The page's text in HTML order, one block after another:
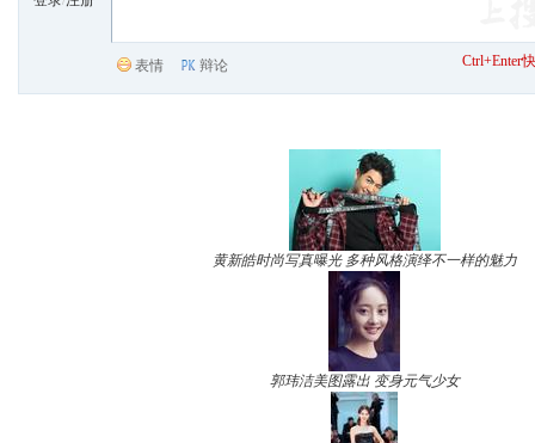
表情 辩论 Ctrl+Enter
黄新皓时尚写真曝光 多种风格演绎不一样的魅力
郭玮洁美图露出 变身元气少女